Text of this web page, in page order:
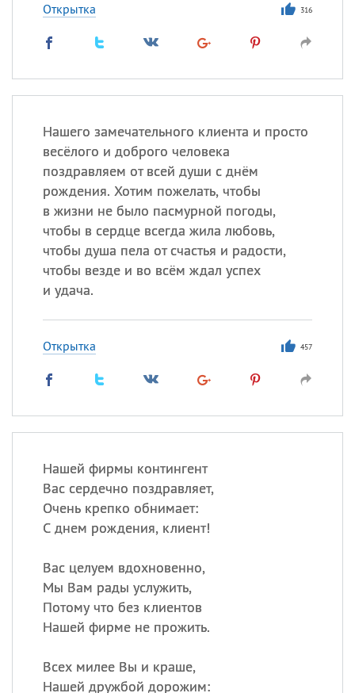
Открытка 316
Нашего замечательного клиента и просто
весёлого и доброго человека
поздравляем от всей души с днём
рождения. Хотим пожелать, чтобы
в жизни не было пасмурной погоды,
чтобы в сердце всегда жила любовь,
чтобы душа пела от счастья и радости,
чтобы везде и во всём ждал успех
и удача.
Открытка 457
Нашей фирмы контингент
Вас сердечно поздравляет,
Очень крепко обнимает:
С днем рождения, клиент!
Вас целуем вдохновенно,
Мы Вам рады услужить,
Потому что без клиентов
Нашей фирме не прожить.
Всех милее Вы и краше,
Нашей дружбой дорожим: